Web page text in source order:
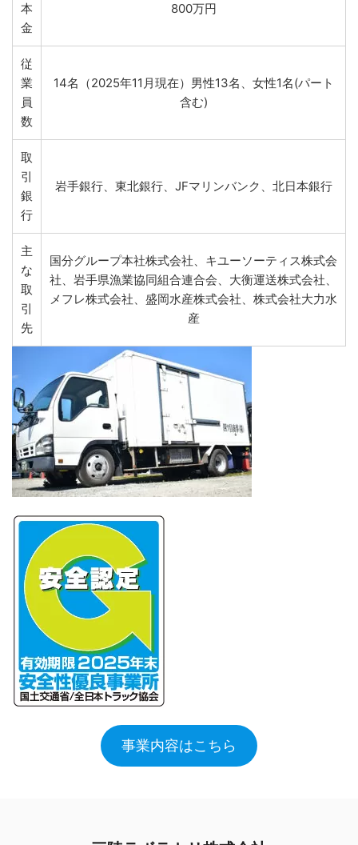
本
金
800万円
従
業
員
数
14名（2025年11月現在）男性13名、女性1名(パート
含む)
取
引
銀
行
岩手銀行、東北銀行、JFマリンバンク、北日本銀行
主
な
取
引
先
国分グループ本社株式会社、キユーソーティス株式会
社、岩手県漁業協同組合連合会、大衡運送株式会社、
メフレ株式会社、盛岡水産株式会社、株式会社大力水
産
事業内容はこちら